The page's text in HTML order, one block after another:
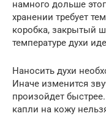
намного дольше
хранении требует
коробка, закрытый
температуре духи
Наносить духи
Иначе изменится
произойдет
капли на кожу